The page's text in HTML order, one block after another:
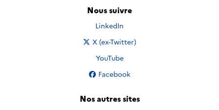
Nous suivre
Nous suivre sur
LinkedIn
Nous suivre sur
X (ex-Twitter)
Nous suivre sur
YouTube
Nous suivre sur
Facebook
Nos autres sites